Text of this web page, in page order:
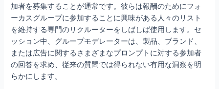
加者を募集することが通常です。彼らは報酬のためにフォ
ーカスグループに参加することに興味がある人々のリスト
を維持する専門のリクルーターをしばしば使用します。セ
ッション中、グループモデレーターは、製品、ブランド、
または広告に関するさまざまなプロンプトに対する参加者
の回答を求め、従来の質問では得られない有用な洞察を明
らかにします。